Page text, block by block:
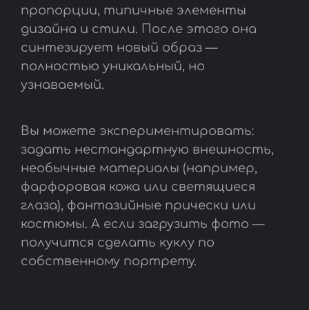
пропорции, типичные элементы
дизайна и стили. После этого она
синтезирует новый образ —
полностью уникальный, но
узнаваемый.
Вы можете экспериментировать:
задать нестандартную внешность,
необычные материалы (например,
фарфоровая кожа или светящиеся
глаза), фантазийные прически или
костюмы. А если загрузить фото —
получится сделать куклу по
собственному портрету.